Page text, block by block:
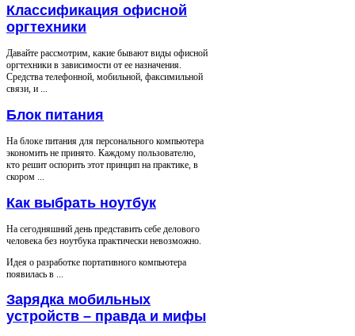
Классификация офисной
оргтехники
Давайте рассмотрим, какие бывают виды офисной
оргтехники в зависимости от ее назначения.
Средства телефонной, мобильной, факсимильной
связи, и ...
Блок питания
На блоке питания для персонального компьютера
экономить не принято. Каждому пользователю,
кто решит оспорить этот принцип на практике, в
скором ...
Как выбрать ноутбук
На сегодняшний день представить себе делового
человека без ноутбука практически невозможно.
Идея о разработке портативного компьютера
появилась в ...
Зарядка мобильных
устройств – правда и мифы